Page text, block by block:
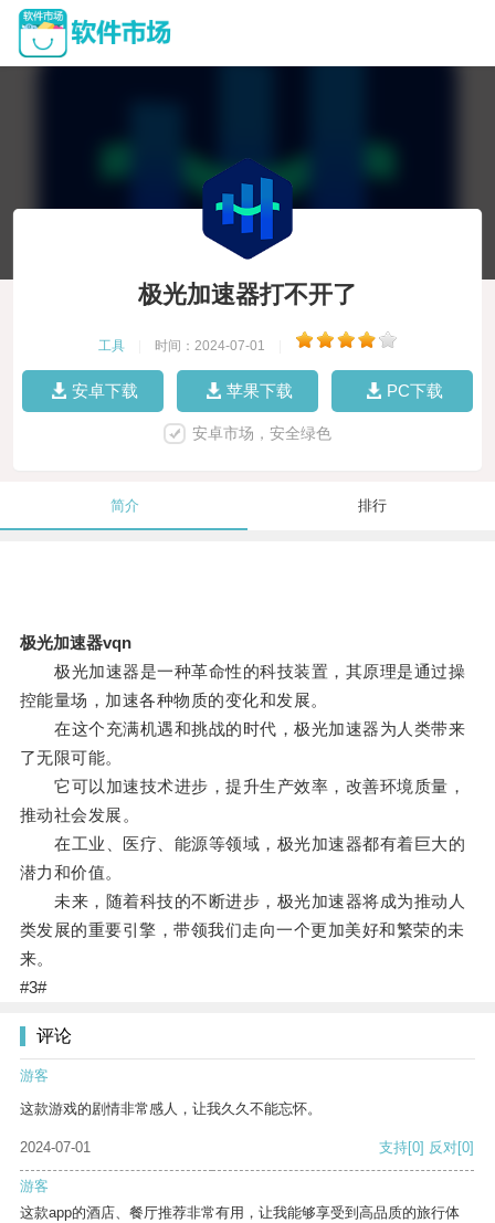
极光加速器打不开了
工具 时间：2024-07-01
安卓下载 苹果下载 PC下载
安卓市场，安全绿色
简介 排行
极光加速器vqn
极光加速器是一种革命性的科技装置，其原理是通过操
控能量场，加速各种物质的变化和发展。
在这个充满机遇和挑战的时代，极光加速器为人类带来
了无限可能。
它可以加速技术进步，提升生产效率，改善环境质量，
推动社会发展。
在工业、医疗、能源等领域，极光加速器都有着巨大的
潜力和价值。
未来，随着科技的不断进步，极光加速器将成为推动人
类发展的重要引擎，带领我们走向一个更加美好和繁荣的未
来。
#3#
评论
游客
这款游戏的剧情非常感人，让我久久不能忘怀。
2024-07-01 支持[0] 反对[0]
游客
这款app的酒店、餐厅推荐非常有用，让我能够享受到高品质的旅行体